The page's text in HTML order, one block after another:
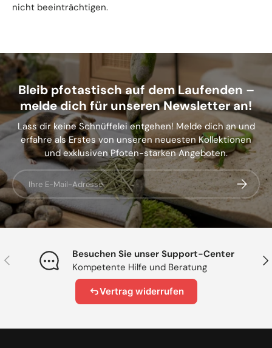
nicht beeinträchtigen.
Bleib pfotastisch auf dem Laufenden –
melde dich für unseren Newsletter an!
Lass dir keine Schnüffelei entgehen! Melde dich an und
erfahre als Erstes von unseren neuesten Kollektionen
und exklusiven Pfoten-starken Angeboten.
E-Mail
Vorherige
Besuchen Sie unser Support-Center
Kompetente Hilfe und Beratung
Vertrag widerrufen